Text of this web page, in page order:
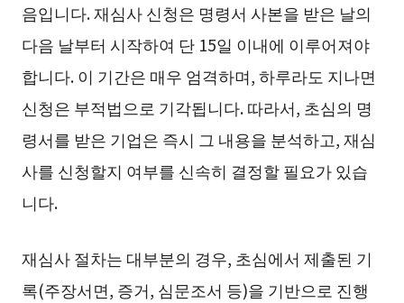
음입니다. 재심사 신청은 명령서 사본을 받은 날의
다음 날부터 시작하여 단 15일 이내에 이루어져야
합니다. 이 기간은 매우 엄격하며, 하루라도 지나면
신청은 부적법으로 기각됩니다. 따라서, 초심의 명
령서를 받은 기업은 즉시 그 내용을 분석하고, 재심
사를 신청할지 여부를 신속히 결정할 필요가 있습
니다.
재심사 절차는 대부분의 경우, 초심에서 제출된 기
록(주장서면, 증거, 심문조서 등)을 기반으로 진행